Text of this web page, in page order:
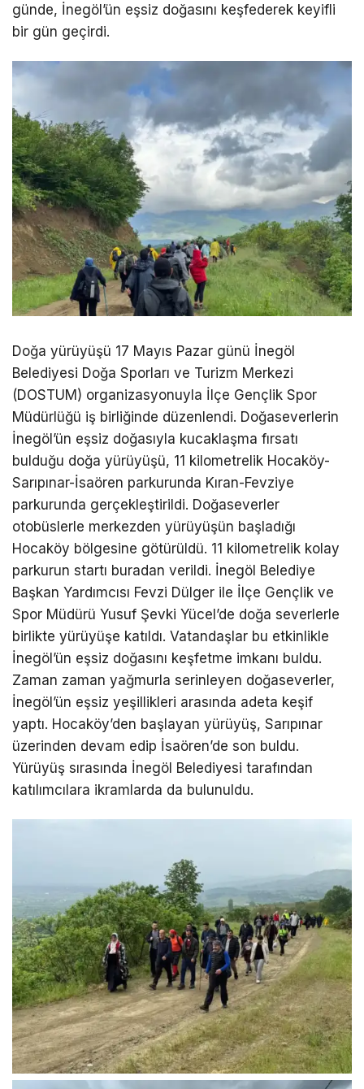
günde, İnegöl’ün eşsiz doğasını keşfederek keyifli
bir gün geçirdi.
Doğa yürüyüşü 17 Mayıs Pazar günü İnegöl
Belediyesi Doğa Sporları ve Turizm Merkezi
(DOSTUM) organizasyonuyla İlçe Gençlik Spor
Müdürlüğü iş birliğinde düzenlendi. Doğaseverlerin
İnegöl’ün eşsiz doğasıyla kucaklaşma fırsatı
bulduğu doğa yürüyüşü, 11 kilometrelik Hocaköy-
Sarıpınar-İsaören parkurunda Kıran-Fevziye
parkurunda gerçekleştirildi. Doğaseverler
otobüslerle merkezden yürüyüşün başladığı
Hocaköy bölgesine götürüldü. 11 kilometrelik kolay
parkurun startı buradan verildi. İnegöl Belediye
Başkan Yardımcısı Fevzi Dülger ile İlçe Gençlik ve
Spor Müdürü Yusuf Şevki Yücel’de doğa severlerle
birlikte yürüyüşe katıldı. Vatandaşlar bu etkinlikle
İnegöl’ün eşsiz doğasını keşfetme imkanı buldu.
Zaman zaman yağmurla serinleyen doğaseverler,
İnegöl’ün eşsiz yeşillikleri arasında adeta keşif
yaptı. Hocaköy’den başlayan yürüyüş, Sarıpınar
üzerinden devam edip İsaören’de son buldu.
Yürüyüş sırasında İnegöl Belediyesi tarafından
katılımcılara ikramlarda da bulunuldu.